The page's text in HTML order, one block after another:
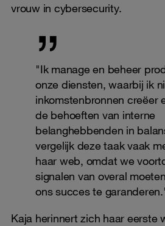
vrouw in cybersecurity.
"Ik manage en beheer
onze diensten, waarbij ik
inkomstenbronnen creëer
de behoeften van interne
belanghebbenden in
vergelijk deze taak vaak
haar web, omdat we
signalen van overal
ons succes te
Kaja herinnert zich haar eerste